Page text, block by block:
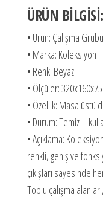
ÜRÜN BİLGİSİ:
• Ürün: Çalışma Grubu
• Marka: Koleksiyon
• Renk: Beyaz
• Ölçüler:
• Özellik: Masa üstü
• Durum: Temiz –
• Açıklama:
renkli, geniş ve
çıkışları sayesinde
Toplu çalışma